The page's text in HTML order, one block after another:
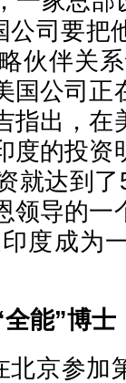
司要把
伙伴关
国公司正
指出，在
度的投资
就达到
领导的一
度成为
能”博士
京参加